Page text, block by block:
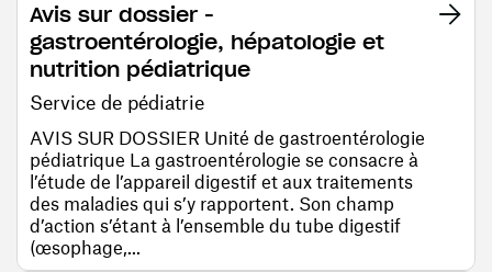
Avis sur dossier -
gastroentérologie, hépatologie et
nutrition pédiatrique
Service de pédiatrie
AVIS SUR DOSSIER Unité de gastroentérologie
pédiatrique La gastroentérologie se consacre à
l’étude de l’appareil digestif et aux traitements
des maladies qui s’y rapportent. Son champ
d’action s’étant à l’ensemble du tube digestif
(œsophage,...